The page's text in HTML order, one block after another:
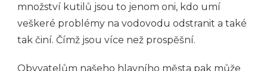
množství kutilů jsou to jenom oni, kdo umí
veškeré problémy na vodovodu odstranit a také
tak činí. Čímž jsou více než prospěšní.
Obyvatelům našeho hlavního města pak může